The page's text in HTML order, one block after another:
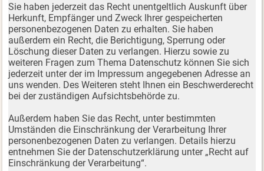
Sie haben jederzeit das Recht unentgeltlich Auskunft über
Herkunft, Empfänger und Zweck Ihrer gespeicherten
personenbezogenen Daten zu erhalten. Sie haben
außerdem ein Recht, die Berichtigung, Sperrung oder
Löschung dieser Daten zu verlangen. Hierzu sowie zu
weiteren Fragen zum Thema Datenschutz können Sie sich
jederzeit unter der im Impressum angegebenen Adresse an
uns wenden. Des Weiteren steht Ihnen ein Beschwerderecht
bei der zuständigen Aufsichtsbehörde zu.
Außerdem haben Sie das Recht, unter bestimmten
Umständen die Einschränkung der Verarbeitung Ihrer
personenbezogenen Daten zu verlangen. Details hierzu
entnehmen Sie der Datenschutzerklärung unter „Recht auf
Einschränkung der Verarbeitung“.